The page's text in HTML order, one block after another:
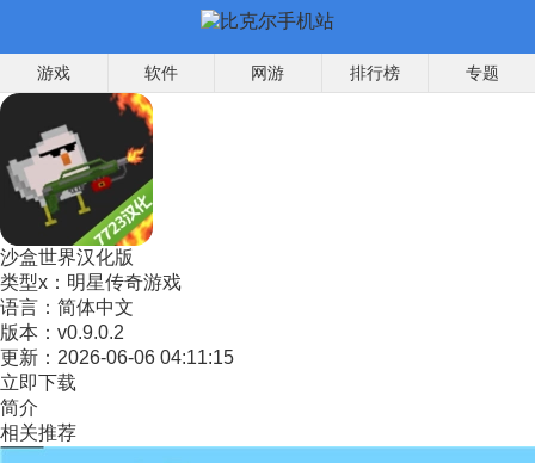
游戏 软件 网游 排行榜 专题
沙盒世界汉化版
类型x： 明星传奇游戏
语言： 简体中文
版本： v0.9.0.2
更新： 2026-06-06 04:11:15
立即下载
简介
相关推荐